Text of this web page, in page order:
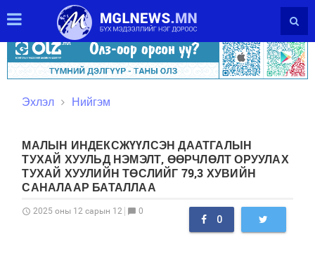
Эхлэл Нийгэм
МАЛЫН ИНДЕКСЖҮҮЛСЭН ДААТГАЛЫН
ТУХАЙ ХУУЛЬД НЭМЭЛТ, ӨӨРЧЛӨЛТ ОРУУЛАХ
ТУХАЙ ХУУЛИЙН ТӨСЛИЙГ 79,3 ХУВИЙН
САНАЛААР БАТАЛЛАА
schedule 2025 оны 12 сарын 12 chat_bubble 0
0